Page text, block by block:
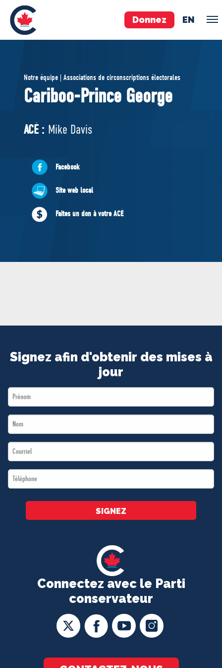
Donnez EN
ÉQUIPE
Pierre Poilievre
Vos députés conservateurs
Cabinet fantôme
Exécutif national
À PROPOS
Documents constitutifs
ADHÉREZ
Notre équipe | Associations de circonscriptions électorales
Cariboo-Prince George
ACÉ : Mike Davis
Facebook
Site web local
Faites un don à votre ACÉ
Connectez avec le Parti
conservateur
Signez afin d'obtenir des mises à
jour
First
Name
Last
Name
Email
*
Téléphone
*
SIGNEZ